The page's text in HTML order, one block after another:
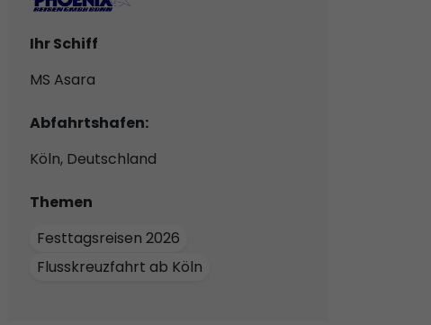
Ihr Schiff
MS Asara
Abfahrtshafen:
Köln, Deutschland
Themen
Festtagsreisen 2026
Flusskreuzfahrt ab Köln